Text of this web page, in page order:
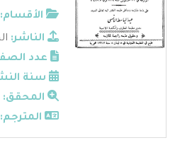
الأقسام:
الناشر:
عدد
سنة
المحقق:
المترجم: